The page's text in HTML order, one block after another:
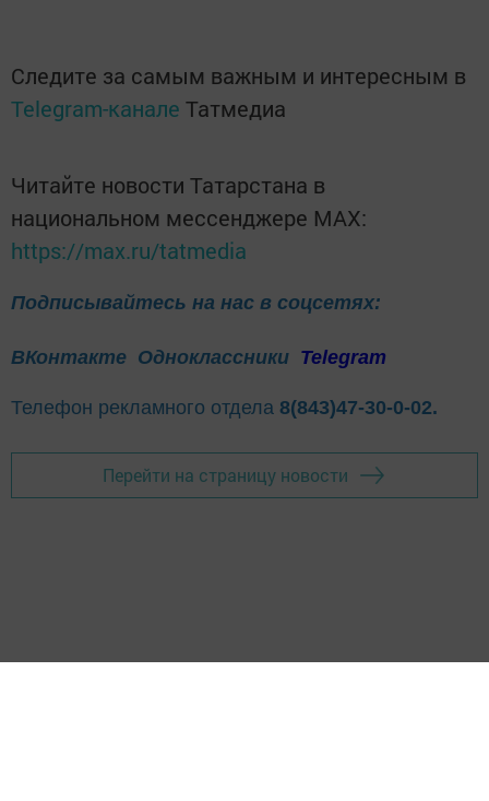
Следите за самым важным и интересным в
Telegram-канале Татмедиа
Читайте новости Татарстана в
национальном мессенджере MАХ:
https://max.ru/tatmedia
Подписывайтесь на нас в соцсетях:
ВКонтакте Одноклассники Telegram
Телефон рекламного отдела 8(843)47-30-0-02.
Перейти на страницу новости